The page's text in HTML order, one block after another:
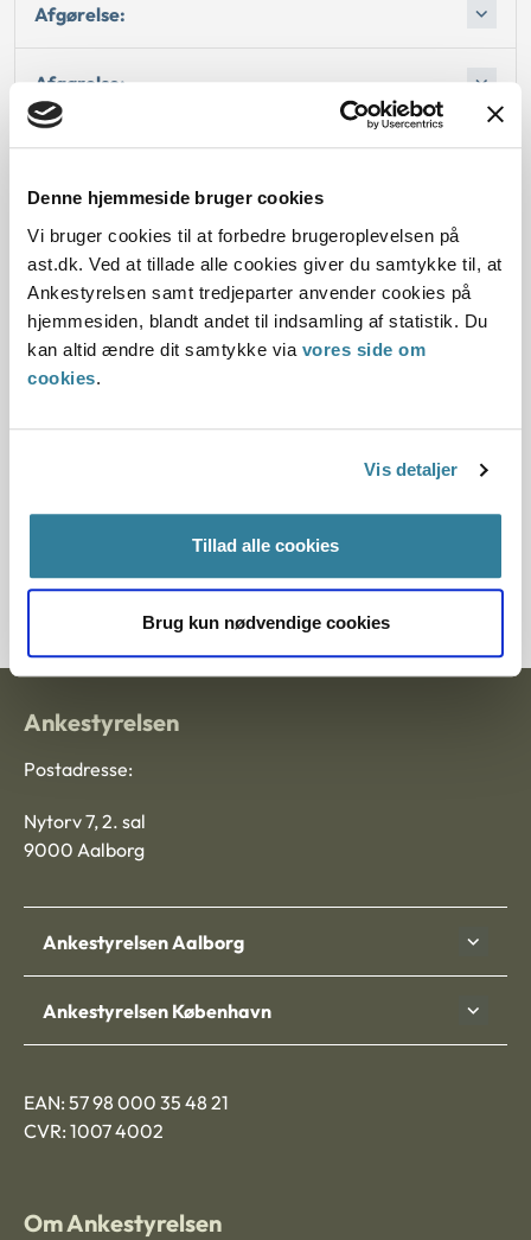
Denne hjemmeside bruger cookies
Vi bruger cookies til at forbedre brugeroplevelsen på
ast.dk. Ved at tillade alle cookies giver du samtykke til, at
Ankestyrelsen samt tredjeparter anvender cookies på
hjemmesiden, blandt andet til indsamling af statistik. Du
kan altid ændre dit samtykke via vores side om
cookies.
Vis detaljer
Tillad alle cookies
Brug kun nødvendige cookies
Afgørelse:
Afgørelse:
Dato for underskrift
15.12.1991
Offentliggørelsesdato
12.07.2013
20362-90
Ankestyrelsen
Postadresse:
Nytorv 7, 2. sal
9000 Aalborg
Ankestyrelsen Aalborg
Ankestyrelsen København
EAN: 57 98 000 35 48 21
CVR: 1007 4002
Om Ankestyrelsen